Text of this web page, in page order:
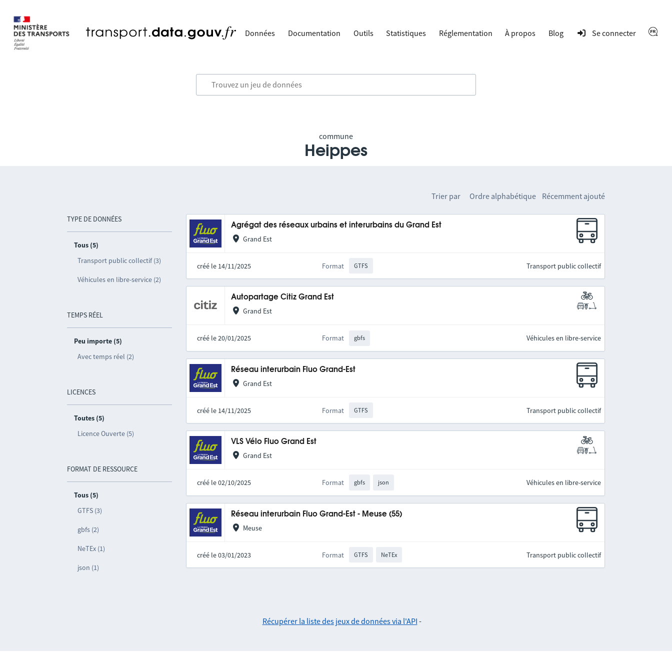
Données Documentation Outils Statistiques Réglementation À propos Blog Se connecter
commune
Heippes
TYPE DE DONNÉES
Tous (5)
Transport public collectif (3)
Véhicules en libre-service (2)
TEMPS RÉEL
Peu importe (5)
Avec temps réel (2)
LICENCES
Toutes (5)
Licence Ouverte (5)
FORMAT DE RESSOURCE
Tous (5)
GTFS (3)
gbfs (2)
NeTEx (1)
json (1)
Trier par Ordre alphabétique Récemment ajouté
Agrégat des réseaux urbains et interurbains du Grand Est
Grand Est
créé le 14/11/2025 Format GTFS Transport public collectif
Autopartage Citiz Grand Est
Grand Est
créé le 20/01/2025 Format gbfs Véhicules en libre-service
Réseau interurbain Fluo Grand-Est
Grand Est
créé le 14/11/2025 Format GTFS Transport public collectif
VLS Vélo Fluo Grand Est
Grand Est
créé le 02/10/2025 Format gbfs json Véhicules en libre-service
Réseau interurbain Fluo Grand-Est - Meuse (55)
Meuse
créé le 03/01/2023 Format GTFS NeTEx Transport public collectif
Récupérer la liste des jeux de données via l'API -